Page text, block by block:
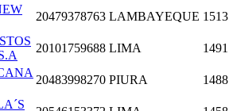
20479378763 LAMBAYEQUE
20101759688 LIMA
20483998270 PIURA